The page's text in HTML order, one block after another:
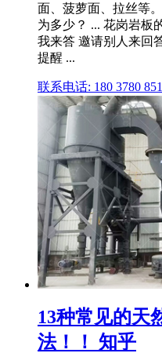
面、菠萝面、拉丝等
为多少？ ... 花岗岩板
我来答 邀请别人来回
提醒 ...
联系电话: 180 3780
13种常见的天
法！！ 知乎